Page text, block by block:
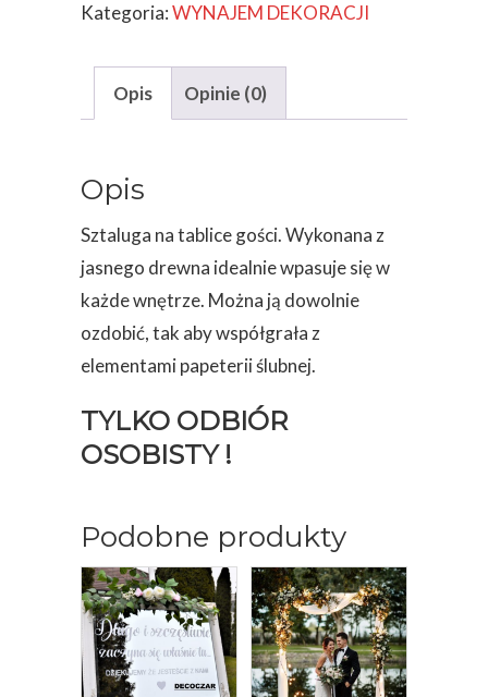
Kategoria:WYNAJEM DEKORACJI
Opis Opinie (0)
Opis
Sztaluga na tablice gości. Wykonana z
jasnego drewna idealnie wpasuje się w
każde wnętrze. Można ją dowolnie
ozdobić, tak aby współgrała z
elementami papeterii ślubnej.
TYLKO ODBIÓR
OSOBISTY !
Podobne produkty